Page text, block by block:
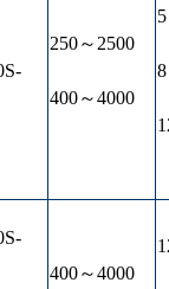
250～2500
400～4000
400～4000